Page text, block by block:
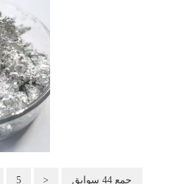
5 > جمع 44 سوابق